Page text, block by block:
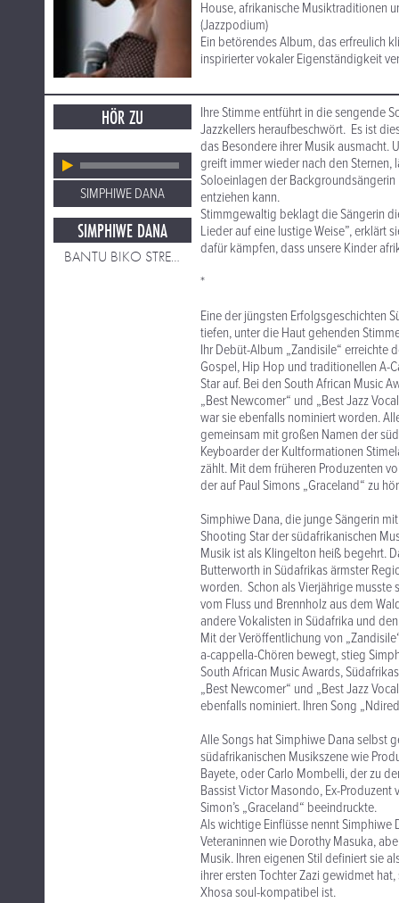
House, afrikanische Musiktraditionen
(Jazzpodium)
Ein betörendes Album, das erfreulich
inspirierter vokaler Eigenständigkeit
HÖR ZU
SIMPHIWE DANA
SIMPHIWE DANA
BANTU BIKO STREET
Ihre Stimme entführt in die sengende
Jazzkellers heraufbeschwört. Es ist
das Besondere ihrer Musik ausmacht.
greift immer wieder nach den Sternen,
Soloeinlagen der
entziehen kann.
Stimmgewaltig beklagt die Sängerin
Lieder auf eine lustige Weise”, erklärt
dafür kämpfen, dass unsere Kinder
*
Eine der jüngsten Erfolgsgeschichten
tiefen, unter die Haut gehenden
Ihr Debüt-Album „Zandisile“ erreichte
Gospel, Hip Hop und traditionellen A-
Star auf. Bei den South African Music
„Best Newcomer“ und „Best Jazz
war sie ebenfalls nominiert worden.
gemeinsam mit großen Namen der
Keyboarder der Kultformationen
zählt. Mit dem früheren Produzenten
der auf Paul Simons „Graceland“ zu
Simphiwe Dana, die junge Sängerin
Shooting Star der südafrikanischen
Musik ist als Klingelton heiß begehrt.
Butterworth in Südafrikas ärmster
worden. Schon als Vierjährige musste
vom Fluss und Brennholz aus dem
andere Vokalisten in Südafrika und
Mit der Veröffentlichung von
a-cappella-Chören bewegt, stieg
South African Music Awards,
„Best Newcomer“ und „Best Jazz
ebenfalls nominiert. Ihren Song
Alle Songs hat Simphiwe Dana selbst
südafrikanischen Musikszene wie
Bayete, oder Carlo Mombelli, der zu
Bassist Victor Masondo, Ex-
Simon’s „Graceland“ beeindruckte.
Als wichtige Einflüsse nennt Simphiwe
Veteraninnen wie Dorothy Masuka,
Musik. Ihren eigenen Stil definiert sie
ihrer ersten Tochter Zazi gewidmet
Xhosa soul-kompatibel ist.